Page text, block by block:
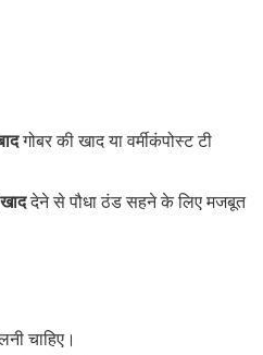
गोबर की खाद या वर्मीकंपोस्ट टी
देने से पौधा ठंड सहने के लिए मजबूत
चाहिए।